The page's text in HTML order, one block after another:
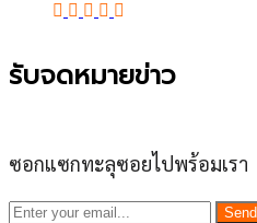
รับจดหมายข่าว
ซอกแซกทะลุซอยไปพร้อมเรา
Send